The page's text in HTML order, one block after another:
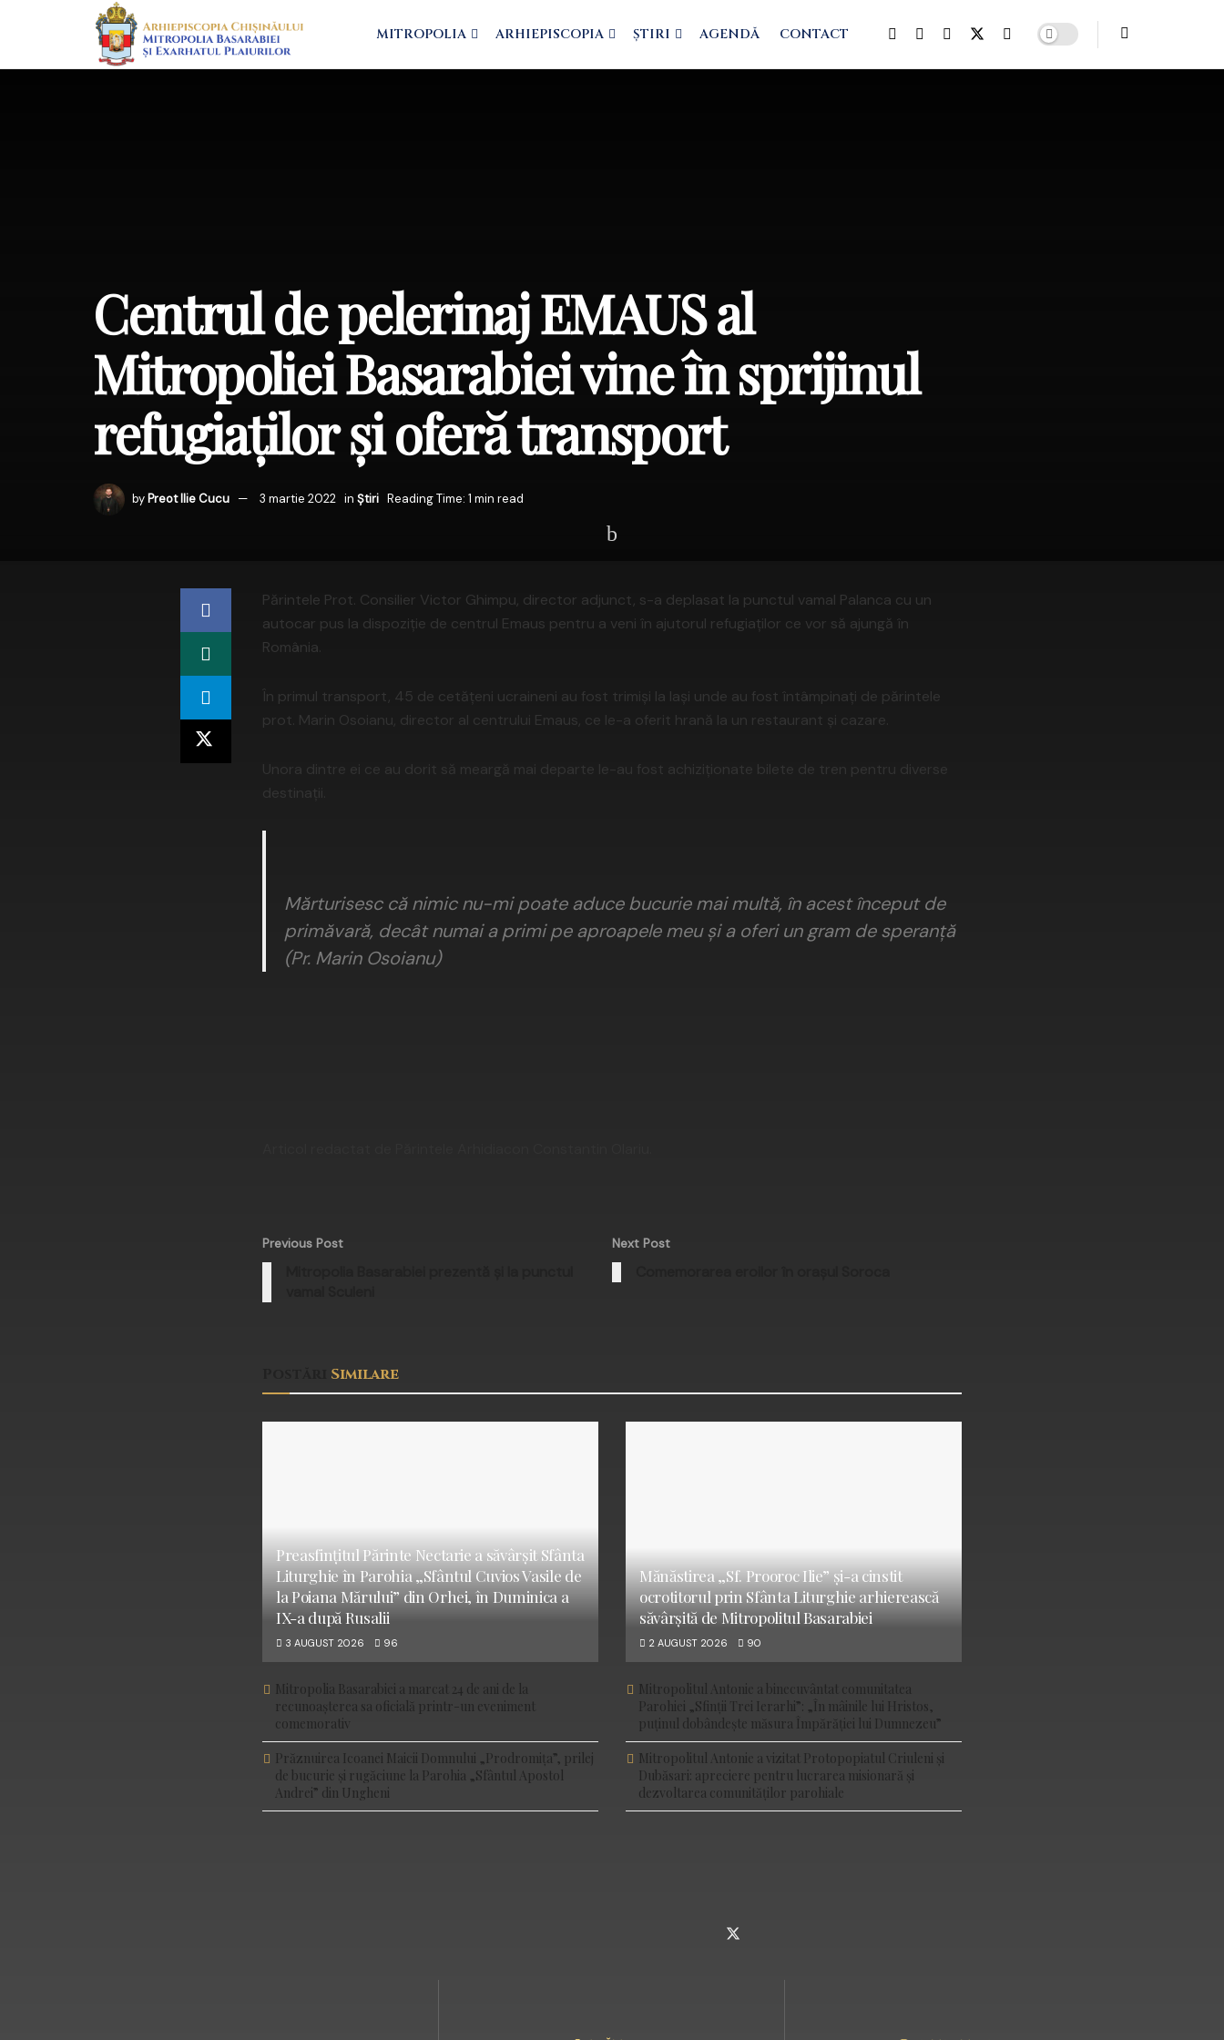
MITROPOLIA ARHIEPISCOPIA ȘTIRI AGENDĂ CONTACT
Centrul de pelerinaj EMAUS al
Mitropoliei Basarabiei vine în sprijinul
refugiaților și oferă transport
by Preot Ilie Cucu 3 martie 2022 in Știri Reading Time: 1 min read
Părintele Prot. Consilier Victor Ghimpu, director adjunct, s-a deplasat la punctul vamal Palanca cu un
autocar pus la dispoziție de centrul Emaus pentru a veni în ajutorul refugiaților ce vor să ajungă în
România.
În primul transport, 45 de cetățeni ucraineni au fost trimiși la Iași unde au fost întâmpinați de părintele
prot. Marin Osoianu, director al centrului Emaus, ce le-a oferit hrană la un restaurant și cazare.
Unora dintre ei ce au dorit să meargă mai departe le-au fost achiziționate bilete de tren pentru diverse
destinații.
Mărturisesc că nimic nu-mi poate aduce bucurie mai multă, în acest început de
primăvară, decât numai a primi pe aproapele meu și a oferi un gram de speranță
(Pr. Marin Osoianu)
Previous Post Next Post
Similare
Preasfințitul Părinte Nectarie a săvârșit Sfânta
Liturghie în Parohia „Sfântul Cuvios Vasile de
la Poiana Mărului” din Orhei, în Duminica a
IX-a după Rusalii
3 AUGUST 2026 96
Mănăstirea „Sf. Prooroc Ilie” și-a cinstit
ocrotitorul prin Sfânta Liturghie arhierească
săvârșită de Mitropolitul Basarabiei
2 AUGUST 2026 90
Mitropolia Basarabiei a marcat 24 de ani de la
recunoașterea sa oficială printr-un eveniment
comemorativ
Mitropolitul Antonie a binecuvântat comunitatea
Parohiei „Sfinții Trei Ierarhi”: „În mâinile lui Hristos,
puținul dobândește măsura Împărăției lui Dumnezeu”
Prăznuirea Icoanei Maicii Domnului „Prodromița”, prilej
de bucurie și rugăciune la Parohia „Sfântul Apostol
Andrei” din Ungheni
Mitropolitul Antonie a vizitat Protopopiatul Criuleni și
Dubăsari: apreciere pentru lucrarea misionară și
dezvoltarea comunităților parohiale